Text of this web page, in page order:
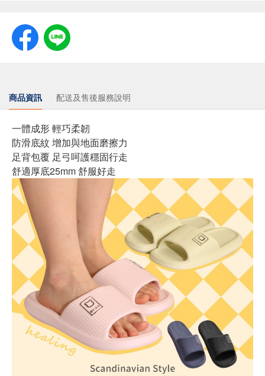
商品資訊 配送及售後服務說明
一體成形 輕巧柔韌
防滑底紋 增加與地面磨擦力
足背包覆 足弓呵護穩固行走
舒適厚底25mm 舒服好走